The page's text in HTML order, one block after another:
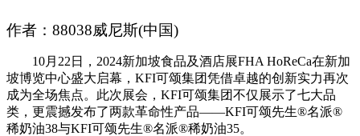
作者：88038威尼斯(中国)
10月22日，2024新加坡食品及酒店展FHA HoReCa在新加
坡博览中心盛大启幕，KFI可颂集团凭借卓越的创新实力再次
成为全场焦点。此次展会，KFI可颂集团不仅展示了七大品
类，更震撼发布了两款革命性产品——KFI可颂先生®名派®
稀奶油38与KFI可颂先生®名派®稀奶油35。